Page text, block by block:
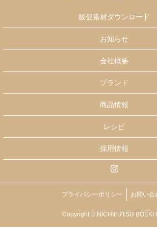
販促素材ダウンロード
お知らせ
会社概要
ブランド
商品情報
レシピ
採用情報
プライバシーポリシー お問い合
Copyright © NICHIFUTSU BOEKI